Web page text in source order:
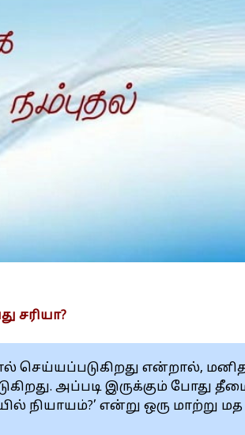
சரியா?
என்றால்,
அப்படி இருக்கும் போது
நியாயம்?’ என்று ஒரு மாற்று
Is Prophet Muhammad superior to Jesus?